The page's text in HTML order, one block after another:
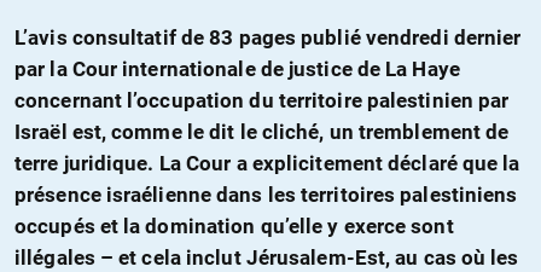
CONTACTER
FAIRE UN
DON
L’avis consultatif de 83 pages publié vendredi dernier
par la Cour internationale de justice de La Haye
concernant l’occupation du territoire palestinien par
Israël est, comme le dit le cliché, un tremblement de
terre juridique. La Cour a explicitement déclaré que la
présence israélienne dans les territoires palestiniens
occupés et la domination qu’elle y exerce sont
illégales – et cela inclut Jérusalem-Est, au cas où les